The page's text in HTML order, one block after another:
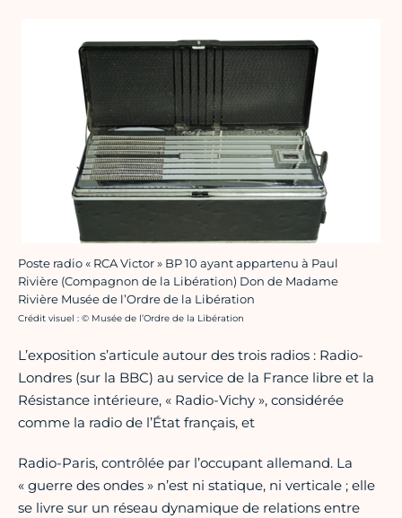
Poste radio « RCA Victor » BP 10 ayant appartenu à Paul
Rivière (Compagnon de la Libération) Don de Madame
Rivière Musée de l’Ordre de la Libération
Crédit photo :
Crédit visuel : © Musée de l’Ordre de la Libération
L’exposition s’articule autour des trois radios : Radio-
Londres (sur la BBC) au service de la France libre et la
Résistance intérieure, « Radio-Vichy », considérée
comme la radio de l’État français, et
Radio-Paris, contrôlée par l’occupant allemand. La
« guerre des ondes » n’est ni statique, ni verticale ; elle
se livre sur un réseau dynamique de relations entre